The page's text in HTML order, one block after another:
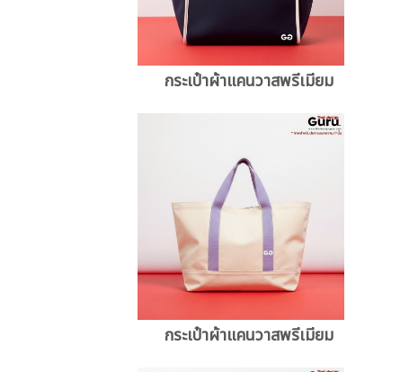
กระเป๋าผ้าแคนวาสพรีเมียม
กระเป๋าผ้าแคนวาสพรีเมียม